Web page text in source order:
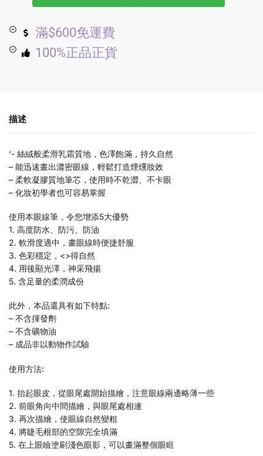
滿$600免運費
100%正品正貨
描述
‘- 絲絨般柔滑乳霜質地，色澤飽滿，持久自然
– 能迅速畫出濃密眼線，輕鬆打造煙燻妝效
– 柔軟凝膠質地筆芯，使用時不乾澀、不卡眼
– 化妝初學者也可容易掌握
使用本眼線筆，令您增添5大優勢
1. 高度防水、防污、防油
2. 軟滑度適中，畫眼線時便捷舒服
3. 色彩穩定，<>得自然
4. 用後顯光澤，神采飛揚
5. 含足量的柔潤成份
此外，本品還具有如下特點:
– 不含揮發劑
– 不含礦物油
– 成品非以動物作試驗
使用方法:
1. 抬起眼皮，從眼尾處開始描繪，注意眼線兩邊略薄一些
2. 前眼角向中間描繪，與眼尾處相連
3. 再次描繪，使眼線自然變粗
4. 將睫毛根部的空隙完全填滿
5. 在上眼瞼塗刷淺色眼影，可以畫滿整個眼眶